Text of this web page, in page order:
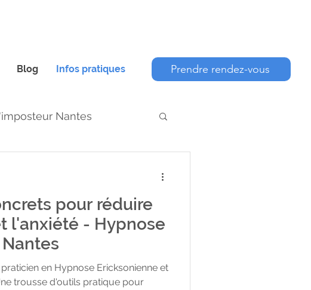
Blog Infos pratiques Prendre rendez-vous
Nantes
professionnel
pour réduire
l'anxiété - Hypnose
Nantes
en Hypnose Ericksonienne et
trousse d'outils pratique pour